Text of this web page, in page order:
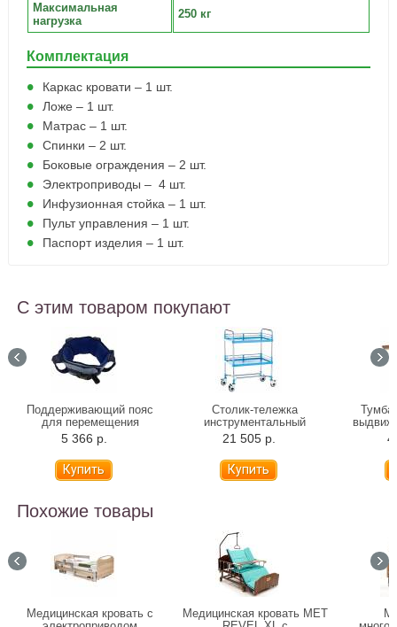
Максимальная
нагрузка
250 кг
Комплектация
Каркас кровати – 1 шт.
Ложе – 1 шт.
Матрас – 1 шт.
Спинки – 2 шт.
Боковые ограждения – 2 шт.
Электроприводы – 4 шт.
Инфузионная стойка – 1 шт.
Пульт управления – 1 шт.
Паспорт изделия – 1 шт.
С этим товаром покупают
Поддерживающий пояс
для перемещения
Альцфикс
5 366 р.
Столик-тележка
инструментальный
Медицинофф F-17(p)
04519
21 505 р.
Тумба
Похожие товары
Медицинская кровать с
Медицинская кровать MET